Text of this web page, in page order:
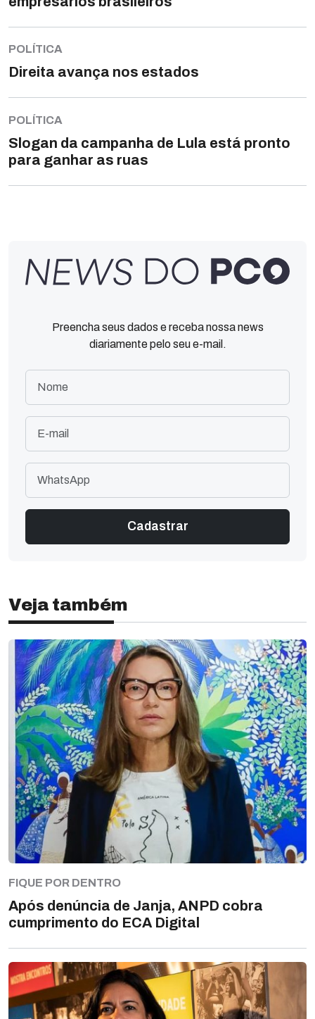
POLÍTICA
Direita avança nos estados
POLÍTICA
Slogan da campanha de Lula está pronto
para ganhar as ruas
Preencha seus dados e receba nossa news
diariamente pelo seu e-mail.
Veja também
FIQUE POR DENTRO
Após denúncia de Janja, ANPD cobra
cumprimento do ECA Digital